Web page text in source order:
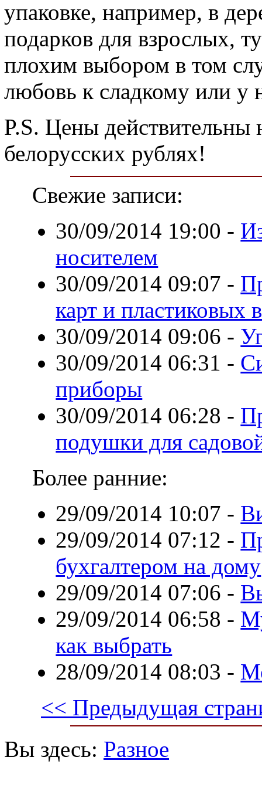
упаковке, например, в
подарков для взрослых,
плохим выбором в том
любовь к сладкому или у
P.S. Цены действительны
белорусских рублях!
Свежие записи:
30/09/2014 19:00 -
носителем
30/09/2014 09:07 -
карт и пластиковых
30/09/2014 09:06 -
30/09/2014 06:31 -
приборы
30/09/2014 06:28 -
подушки для
Более ранние:
29/09/2014 10:07 -
29/09/2014 07:12 -
бухгалтером на дому
29/09/2014 07:06 -
29/09/2014 06:58 -
как выбрать
28/09/2014 08:03 -
<< Предыдущая
Вы здесь: Разное